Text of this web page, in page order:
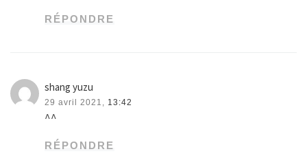
RÉPONDRE
shang yuzu
29 avril 2021, 13:42
^^
RÉPONDRE